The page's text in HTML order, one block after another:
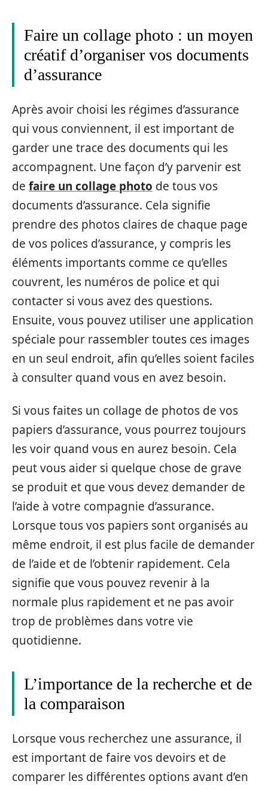
Faire un collage photo : un moyen
créatif d’organiser vos documents
d’assurance
Après avoir choisi les régimes d’assurance
qui vous conviennent, il est important de
garder une trace des documents qui les
accompagnent. Une façon d’y parvenir est
de faire un collage photo de tous vos
documents d’assurance. Cela signifie
prendre des photos claires de chaque page
de vos polices d’assurance, y compris les
éléments importants comme ce qu’elles
couvrent, les numéros de police et qui
contacter si vous avez des questions.
Ensuite, vous pouvez utiliser une application
spéciale pour rassembler toutes ces images
en un seul endroit, afin qu’elles soient faciles
à consulter quand vous en avez besoin.
Si vous faites un collage de photos de vos
papiers d’assurance, vous pourrez toujours
les voir quand vous en aurez besoin. Cela
peut vous aider si quelque chose de grave
se produit et que vous devez demander de
l’aide à votre compagnie d’assurance.
Lorsque tous vos papiers sont organisés au
même endroit, il est plus facile de demander
de l’aide et de l’obtenir rapidement. Cela
signifie que vous pouvez revenir à la
normale plus rapidement et ne pas avoir
trop de problèmes dans votre vie
quotidienne.
L’importance de la recherche et de
la comparaison
Lorsque vous recherchez une assurance, il
est important de faire vos devoirs et de
comparer les différentes options avant d’en